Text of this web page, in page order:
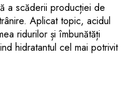
a scăderii producției de
Aplicat topic, acidul
ridurilor și îmbunătăți
hidratantul cel mai potrivit